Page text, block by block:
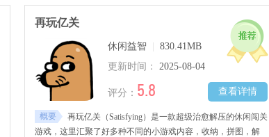
的实时体力和运动能力，合理安排训练强度与休息时间，整个过
程充满成就感和欢乐!
再玩亿关
休闲益智
830.41MB
更新时间：
2025-08-04
查看详情
评分： 5.8
概要
再玩亿关（Satisfying）是一款超级治愈解压的休闲闯关
游戏，这里汇聚了好多种不同的小游戏内容，收纳，拼图，解